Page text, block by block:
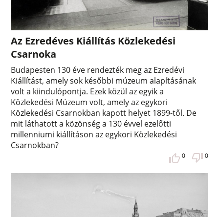
Az Ezredéves Kiállítás Közlekedési
Csarnoka
Budapesten 130 éve rendezték meg az Ezredévi
Kiállítást, amely sok későbbi múzeum alapításának
volt a kiindulópontja. Ezek közül az egyik a
Közlekedési Múzeum volt, amely az egykori
Közlekedési Csarnokban kapott helyet 1899-től. De
mit láthatott a közönség a 130 évvel ezelőtti
millenniumi kiállításon az egykori Közlekedési
Csarnokban?
0 0